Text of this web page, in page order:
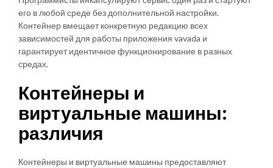
его в любой среде без дополнительной настройки.
Контейнер вмещает конкретную редакцию всех
зависимостей для работы приложения vavada и
гарантирует идентичное функционирование в разных
средах.
Контейнеры и
виртуальные машины:
различия
Контейнеры и виртуальные машины предоставляют